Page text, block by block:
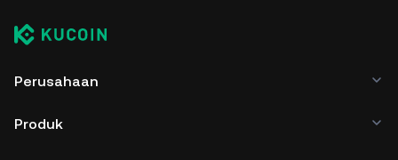
Perusahaan
Produk